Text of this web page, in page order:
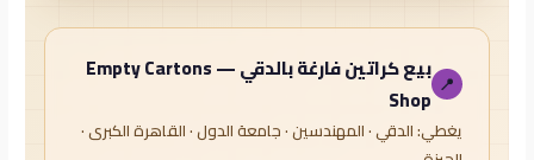
📍
بيع كراتين فارغة بالدقي — Empty Cartons
Shop
يغطي: الدقي · المهندسين · جامعة الدول · القاهرة الكبرى ·